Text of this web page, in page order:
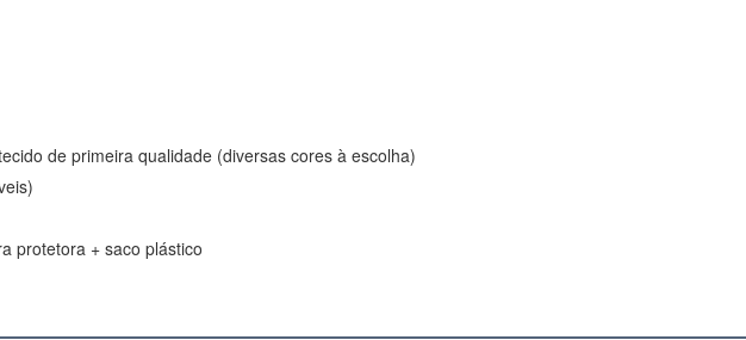
de primeira qualidade (diversas cores à escolha)
protetora + saco plástico